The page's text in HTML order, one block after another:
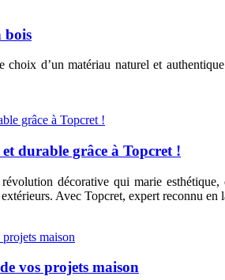
bois
choix d’un matériau naturel et
durable grâce à Topcret !
décorative qui marie
Avec Topcret, expert reconnu
vos projets maison